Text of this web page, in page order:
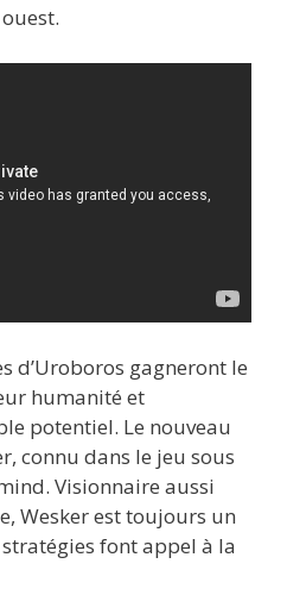
d’Uroboros gagneront le
humanité et
potentiel. Le nouveau
connu dans le jeu sous
Visionnaire aussi
Wesker est toujours un
font appel à la